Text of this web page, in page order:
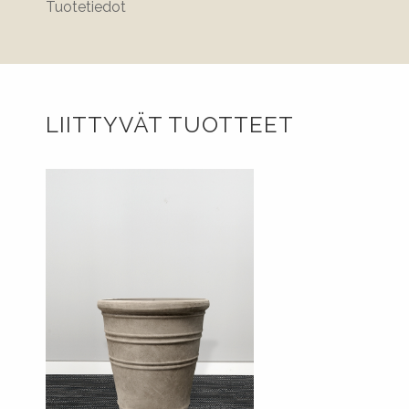
Tuotetiedot
LIITTYVÄT TUOTTEET